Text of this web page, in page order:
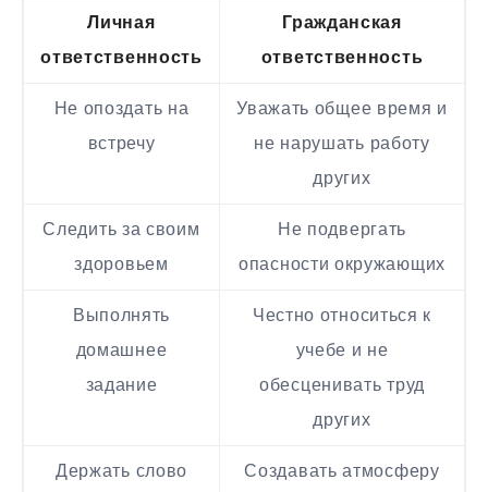
Личная
ответственность
Гражданская
ответственность
Не опоздать на
встречу
Уважать общее время и
не нарушать работу
других
Следить за своим
здоровьем
Не подвергать
опасности окружающих
Выполнять
домашнее
задание
Честно относиться к
учебе и не
обесценивать труд
других
Держать слово
Создавать атмосферу